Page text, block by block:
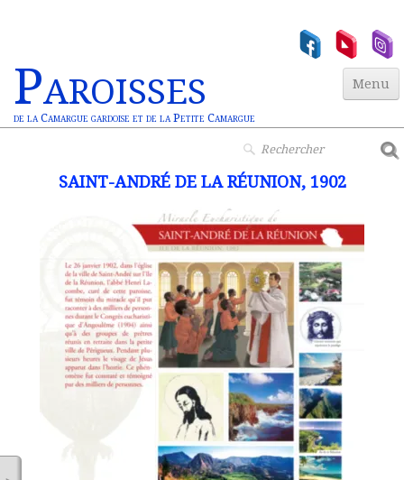
Paroisses
de la Camargue gardoise et de la Petite Camargue
Menu
Jeunesse▼
Vie Chrétienne
Miracles Euchar.
SAINT-ANDRÉ DE LA RÉUNION, 1902